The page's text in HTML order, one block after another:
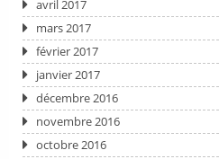
avril 2017
mars 2017
février 2017
janvier 2017
décembre 2016
novembre 2016
octobre 2016